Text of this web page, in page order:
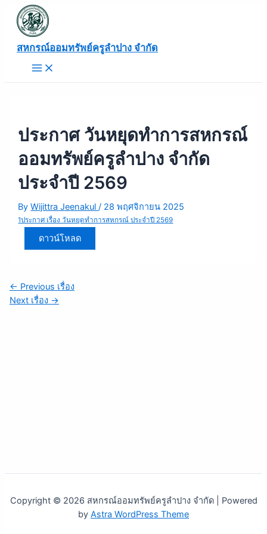
Skip
content
สหกรณ์ออมทรัพย์ครูลำปาง จำกัด
Main
Menu
ประกาศ วันหยุดทำการสหกรณ์
ออมทรัพย์ครูลำปาง จำกัด
ประจำปี 2569
ByWijittra Jeenakul/ 28 พฤศจิกายน 2025
1ประกาศ เรื่อง วันหยุดทำการสหกรณ์ ประจำปี 2569
ดาวน์โหลด
แนะแนว
เรื่อง
← Previous เรื่อง
Next เรื่อง →
Copyright © 2026 สหกรณ์ออมทรัพย์ครูลำปาง จำกัด | Powered
by Astra WordPress Theme